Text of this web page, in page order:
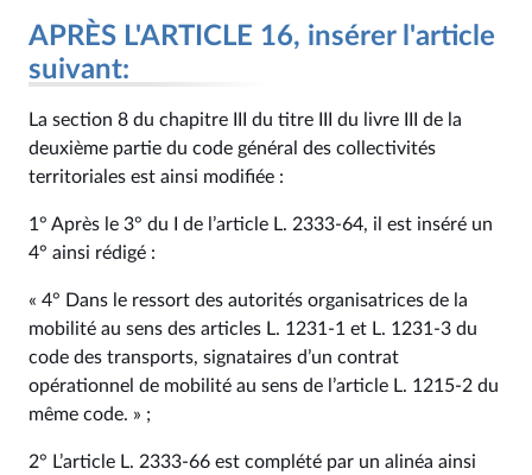
APRÈS L'ARTICLE 16, insérer l'article
suivant:
La section 8 du chapitre III du titre III du livre III de la
deuxième partie du code général des collectivités
territoriales est ainsi modifiée :
1° Après le 3° du I de l’article L. 2333‑64, il est inséré un
4° ainsi rédigé :
« 4° Dans le ressort des autorités organisatrices de la
mobilité au sens des articles L. 1231‑1 et L. 1231‑3 du
code des transports, signataires d’un contrat
opérationnel de mobilité au sens de l’article L. 1215‑2 du
même code. » ;
2° L’article L. 2333‑66 est complété par un alinéa ainsi